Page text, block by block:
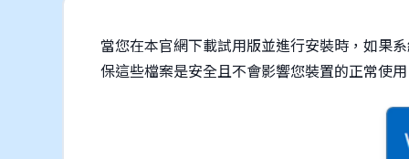
當您在本官網下載試用版並進行安裝時，如果
保這些檔案是安全且不會影響您裝置的正常使